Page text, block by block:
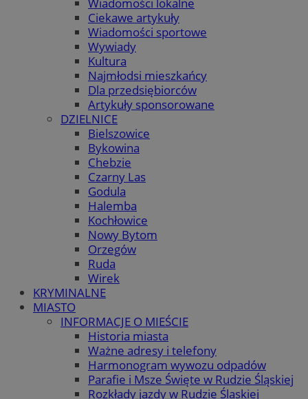
Ciekawe artykuły
Wiadomości sportowe
Wywiady
Kultura
Najmłodsi mieszkańcy
Dla przedsiębiorców
Artykuły sponsorowane
DZIELNICE
Bielszowice
Bykowina
Chebzie
Czarny Las
Godula
Halemba
Kochłowice
Nowy Bytom
Orzegów
Ruda
Wirek
KRYMINALNE
MIASTO
INFORMACJE O MIEŚCIE
Historia miasta
Ważne adresy i telefony
Harmonogram wywozu odpadów
Parafie i Msze Święte w Rudzie Śląskiej
Rozkłady jazdy w Rudzie Śląskiej